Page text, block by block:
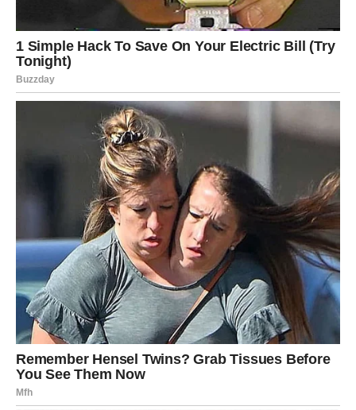
kao inspiracija mnogima koji se suočavaju s sličnim
izazovima. Uz podršku porodice i odlučnost da se prevaziđu
prepreke, Đani pokazuje da prava snaga dolazi iznutra.
Njegova sposobnost prilagođavanja i preuzimanje kontrole nad
svojim životom postavlja temelje za sve buduće uspehe, kako
u privatnom tako i u profesionalnom životu. Oporavak ga je
naučio važnosti strpljenja i upornosti, a ujedno mu je dao priliku
da preispita svoje vrednosti i prioritete.S novim početkom,
Đani ne samo da se nada da će se vratiti na scenu, već i da
će inspirisati druge da prevaziđu svoje prepreke i nastave sa
svojim snovima.